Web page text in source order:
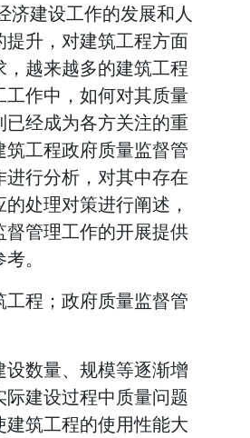
济建设工作的发展和人
提升，对建筑工程方面
，越来越多的建筑工程
工作中，如何对其质量
已经成为各方关注的重
筑工程政府质量监督管
进行分析，对其中存在
处理对策进行阐述，
督管理工作的开展提供
。
工程；政府质量监督管
设数量、规模等逐渐增
际建设过程中质量问题
建筑工程的使用性能大